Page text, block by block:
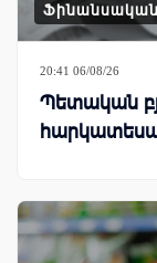
Ֆինանսական
20:41 06/08/26
Պետական